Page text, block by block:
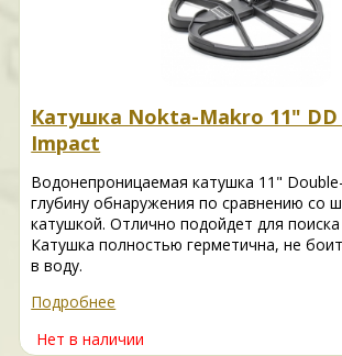
Катушка Nokta-Makro 11" DD
Impact
Водонепроницаемая катушка 11"
глубину обнаружения по сравнению со
катушкой. Отлично подойдет для поиска
Катушка полностью герметична, не
в воду.
Подробнее
Нет в наличии